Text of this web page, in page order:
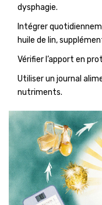
dysphagie.
Intégrer
huile de lin,
Vérifier l’apport en
Utiliser un journal
nutriments.